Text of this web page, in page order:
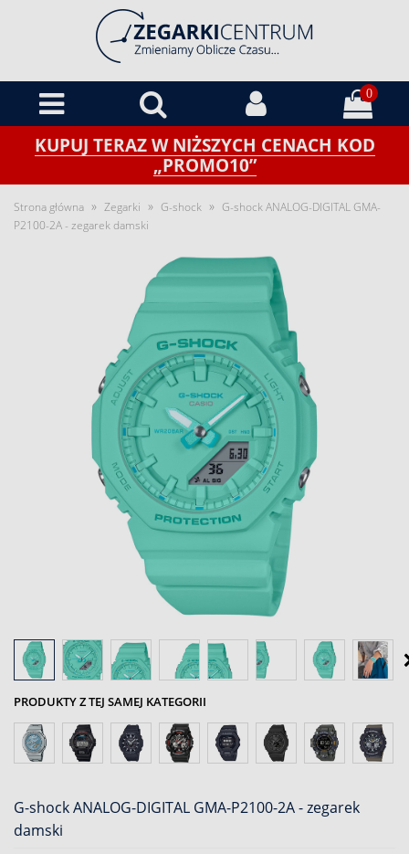
0
KUPUJ TERAZ W NIŻSZYCH CENACH KOD
„PROMO10”
Strona główna » Zegarki » G-shock » G-shock ANALOG-DIGITAL GMA-
P2100-2A - zegarek damski
PRODUKTY Z TEJ SAMEJ KATEGORII
G-shock ANALOG-DIGITAL GMA-P2100-2A - zegarek
damski